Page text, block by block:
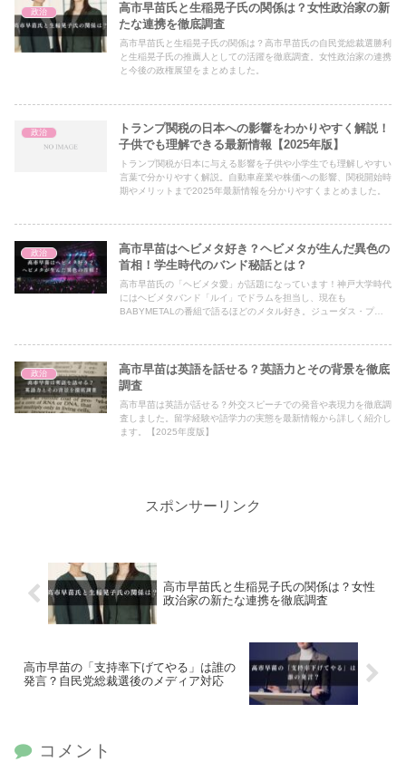
政治
高市早苗氏と生稲晃子氏の関係は？女性政治家の新
たな連携を徹底調査
高市早苗氏と生稲晃子氏の関係は？高市早苗氏の自民党総裁選勝利
と生稲晃子氏の推薦人としての活躍を徹底調査。女性政治家の連携
と今後の政権展望をまとめました。
政治
トランプ関税の日本への影響をわかりやすく解説！
子供でも理解できる最新情報【2025年版】
トランプ関税が日本に与える影響を子供や小学生でも理解しやすい
言葉で分かりやすく解説。自動車産業や株価への影響、関税開始時
期やメリットまで2025年最新情報を分かりやすくまとめました。
政治
高市早苗はヘビメタ好き？ヘビメタが生んだ異色の
首相！学生時代のバンド秘話とは？
高市早苗氏の「ヘビメタ愛」が話題になっています！神戸大学時代
にはヘビメタバンド「ルイ」でドラムを担当し、現在も
BABYMETALの番組で語るほどのメタル好き。ジューダス・プリ
政治
高市早苗は英語を話せる？英語力とその背景を徹底
調査
高市早苗は英語が話せる？外交スピーチでの発音や表現力を徹底調
査しました。留学経験や語学力の実態を最新情報から詳しく紹介し
ます。【2025年度版】
スポンサーリンク
高市早苗氏と生稲晃子氏の関係は？女性
政治家の新たな連携を徹底調査
高市早苗の「支持率下げてやる」は誰の
発言？自民党総裁選後のメディア対応
コメント